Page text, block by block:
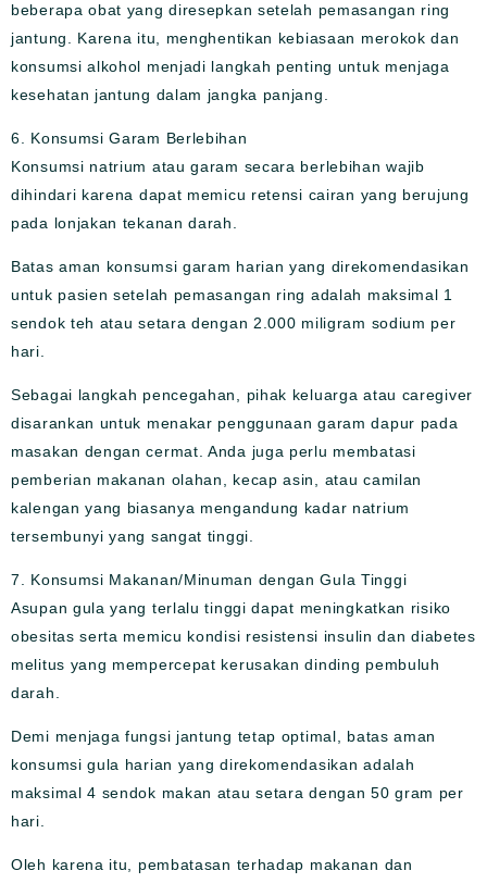
beberapa obat yang diresepkan setelah pemasangan ring
jantung. Karena itu, menghentikan kebiasaan merokok dan
konsumsi alkohol menjadi langkah penting untuk menjaga
kesehatan jantung dalam jangka panjang.
6. Konsumsi Garam Berlebihan
Konsumsi natrium atau garam secara berlebihan wajib
dihindari karena dapat memicu retensi cairan yang berujung
pada lonjakan tekanan darah.
Batas aman konsumsi garam harian yang direkomendasikan
untuk pasien setelah pemasangan ring adalah maksimal 1
sendok teh atau setara dengan 2.000 miligram sodium per
hari.
Sebagai langkah pencegahan, pihak keluarga atau caregiver
disarankan untuk menakar penggunaan garam dapur pada
masakan dengan cermat. Anda juga perlu membatasi
pemberian makanan olahan, kecap asin, atau camilan
kalengan yang biasanya mengandung kadar natrium
tersembunyi yang sangat tinggi.
7. Konsumsi Makanan/Minuman dengan Gula Tinggi
Asupan gula yang terlalu tinggi dapat meningkatkan risiko
obesitas serta memicu kondisi resistensi insulin dan diabetes
melitus yang mempercepat kerusakan dinding pembuluh
darah.
Demi menjaga fungsi jantung tetap optimal, batas aman
konsumsi gula harian yang direkomendasikan adalah
maksimal 4 sendok makan atau setara dengan 50 gram per
hari.
Oleh karena itu, pembatasan terhadap makanan dan